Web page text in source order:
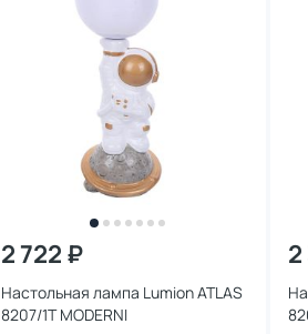
2 722 ₽
Настольная лампа Lumion ATLAS
8207/1T MODERNI